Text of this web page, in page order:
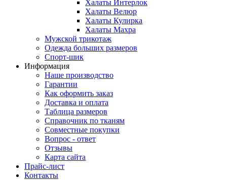
Халаты Интерлок
Халаты Велюр
Халаты Кулирка
Халаты Махра
Мужской трикотаж
Одежда больших размеров
Спорт-шик
Информация
Наше производство
Гарантии
Как оформить заказ
Доставка и оплата
Таблица размеров
Справочник по тканям
Совместные покупки
Вопрос - ответ
Отзывы
Карта сайта
Прайс-лист
Контакты